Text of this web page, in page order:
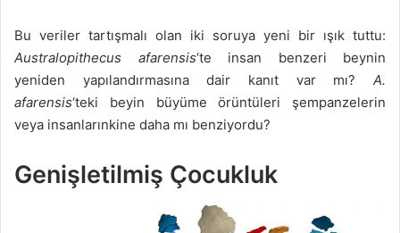
Bu veriler tartışmalı olan iki soruya yeni bir ışık tuttu:
Australopithecus afarensis‘te insan benzeri beynin
yeniden yapılandırmasına dair kanıt var mı? A.
afarensis‘teki beyin büyüme örüntüleri şempanzelerin
veya insanlarınkine daha mı benziyordu?
Genişletilmiş Çocukluk